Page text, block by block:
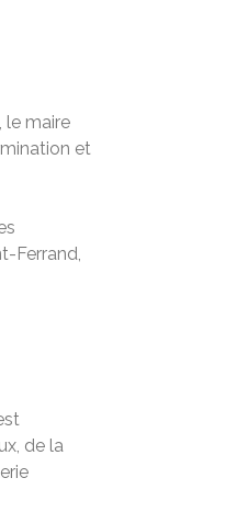
le maire
et
Ferrand,
de la